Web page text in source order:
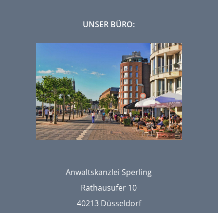
UNSER BÜRO:
Anwaltskanzlei Sperling
Rathausufer 10
40213 Düsseldorf